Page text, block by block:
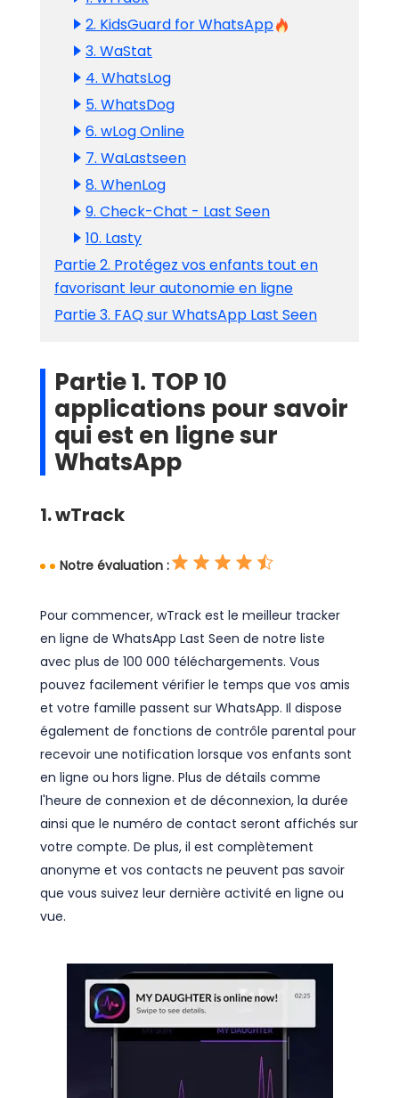
2. KidsGuard for WhatsApp
3. WaStat
4. WhatsLog
5. WhatsDog
6. wLog Online
7. WaLastseen
8. WhenLog
9. Check-Chat - Last Seen
10. Lasty
Partie 2. Protégez vos enfants tout en
favorisant leur autonomie en ligne
Partie 3. FAQ sur WhatsApp Last Seen
Partie 1. TOP 10
applications pour savoir
qui est en ligne sur
WhatsApp
1. wTrack
Notre évaluation :
Pour commencer, wTrack est le meilleur tracker
en ligne de WhatsApp Last Seen de notre liste
avec plus de 100 000 téléchargements. Vous
pouvez facilement vérifier le temps que vos amis
et votre famille passent sur WhatsApp. Il dispose
également de fonctions de contrôle parental pour
recevoir une notification lorsque vos enfants sont
en ligne ou hors ligne. Plus de détails comme
l'heure de connexion et de déconnexion, la durée
ainsi que le numéro de contact seront affichés sur
votre compte. De plus, il est complètement
anonyme et vos contacts ne peuvent pas savoir
que vous suivez leur dernière activité en ligne ou
vue.